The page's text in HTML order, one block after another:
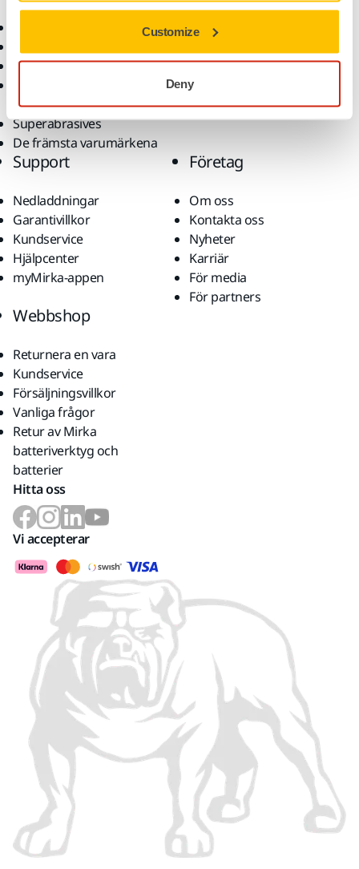
Customize
Deny
Slipmaterial och medel
förbrukningsvaror
Superabrasives
De främsta varumärkena
Branscher
Lösningar
Support
Nedladdningar
Garantivillkor
Kundservice
Hjälpcenter
myMirka-appen
Företag
Om oss
Kontakta oss
Nyheter
Karriär
För media
För partners
Webbshop
Returnera en vara
Kundservice
Försäljningsvillkor
Vanliga frågor
Retur av Mirka
batteriverktyg och
batterier
Hitta oss
Vi accepterar